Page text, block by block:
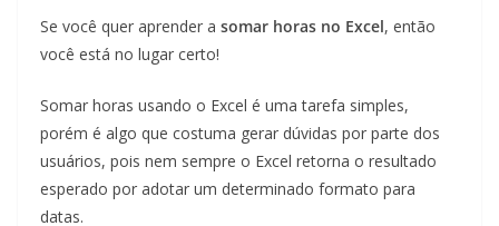
Se você quer aprender a somar horas no Excel, então
você está no lugar certo!
Somar horas usando o Excel é uma tarefa simples,
porém é algo que costuma gerar dúvidas por parte dos
usuários, pois nem sempre o Excel retorna o resultado
esperado por adotar um determinado formato para
datas.